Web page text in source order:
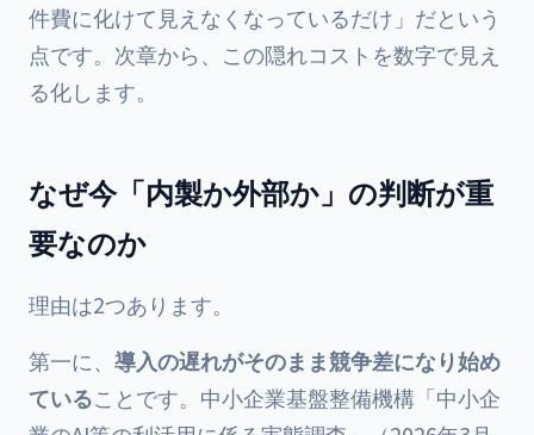
件費に化けて見えなくなっているだけ」だという
点です。次章から、この隠れコストを数字で見え
る化します。
なぜ今「内製か外部か」の判断が重
要なのか
理由は2つあります。
第一に、 導入の遅れがそのまま競争差になり始め
ていることです。中小企業基盤整備機構「中小企